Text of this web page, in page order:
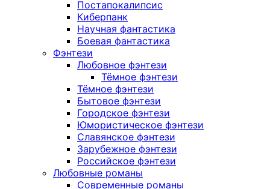
Постапокалипсис
Киберпанк
Научная фантастика
Боевая фантастика
Фэнтези
Любовное фэнтези
Тёмное фэнтези
Тёмное фэнтези
Бытовое фэнтези
Городское фэнтези
Юмористическое фэнтези
Славянское фэнтези
Зарубежное фэнтези
Российское фэнтези
Любовные романы
Современные романы